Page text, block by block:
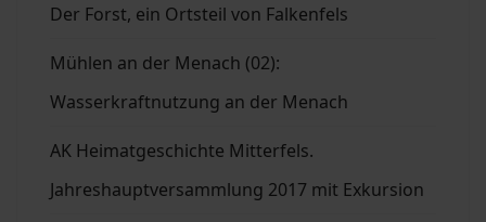
Der Forst, ein Ortsteil von Falkenfels
Mühlen an der Menach (02):
Wasserkraftnutzung an der Menach
AK Heimatgeschichte Mitterfels.
Jahreshauptversammlung 2017 mit Exkursion